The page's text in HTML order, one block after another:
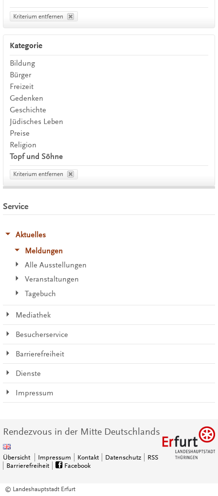
Kriterium entfernen
Kategorie
Bildung
Bürger
Freizeit
Gedenken
Geschichte
Jüdisches Leben
Preise
Religion
Topf und Söhne
Kriterium entfernen
Service
Aktuelles
Meldungen
Alle Ausstellungen
Veranstaltungen
Tagebuch
Mediathek
Besucherservice
Barrierefreiheit
Dienste
Impressum
Rendezvous in der Mitte Deutschlands
Übersicht Impressum Kontakt Datenschutz
RSS
Barrierefreiheit
Facebook
© Landeshauptstadt Erfurt